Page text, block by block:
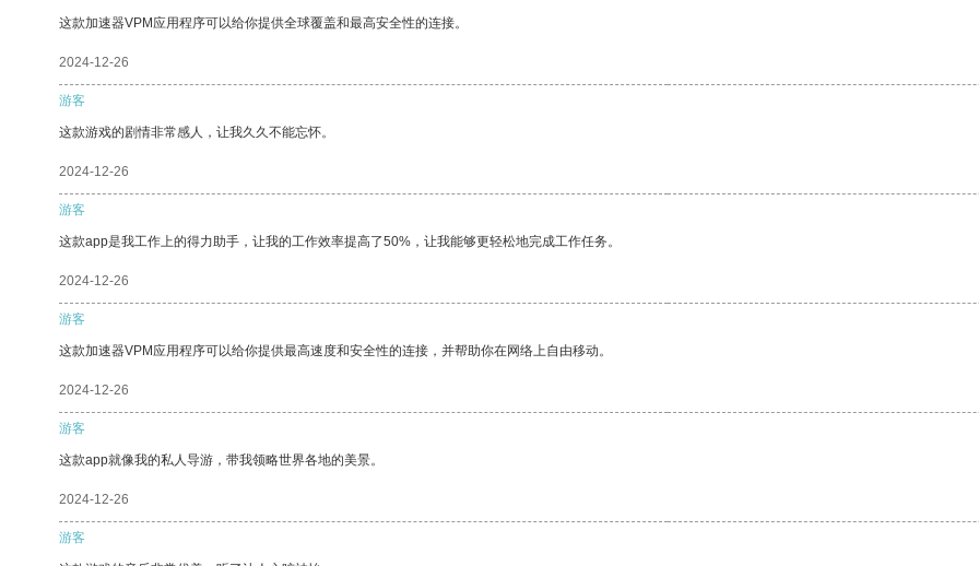
这款加速器VPM应用程序可以给你提供全球覆盖和最高安全性的连接。
2024-12-26
游客
这款游戏的剧情非常感人，让我久久不能忘怀。
2024-12-26
游客
这款app是我工作上的得力助手，让我的工作效率提高了50%，让我能够更轻松地完成工作任务。
2024-12-26
游客
这款加速器VPM应用程序可以给你提供最高速度和安全性的连接，并帮助你在网络上自由移动。
2024-12-26
游客
这款app就像我的私人导游，带我领略世界各地的美景。
2024-12-26
游客